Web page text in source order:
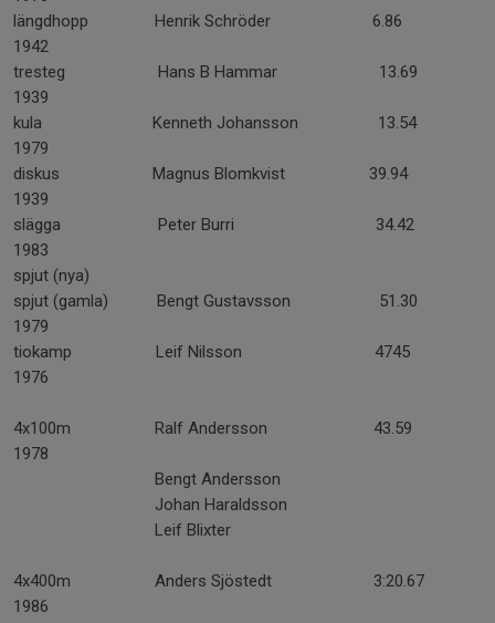
längdhopp Henrik Schröder 6.86
1942
tresteg Hans B Hammar 13.69
1939
kula Kenneth Johansson 13.54
1979
diskus Magnus Blomkvist 39.94
1939
slägga Peter Burri 34.42
1983
spjut (nya)
spjut (gamla) Bengt Gustavsson 51.30
1979
tiokamp Leif Nilsson 4745
1976
4x100m Ralf Andersson 43.59
1978
Bengt Andersson
Johan Haraldsson
Leif Blixter
4x400m Anders Sjöstedt 3:20.67
1986